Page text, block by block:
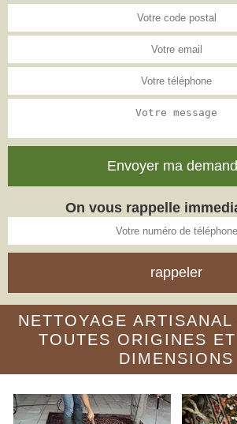
On vous rappelle
NETTOYAGE
TOUTES ORIGINES
DIMENSIONS